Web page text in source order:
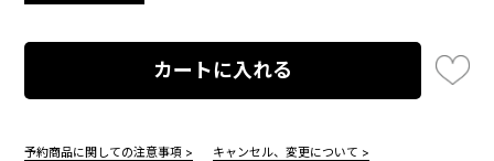
カートに入れる
予約商品に関しての注意事項 > キャンセル、変更について >